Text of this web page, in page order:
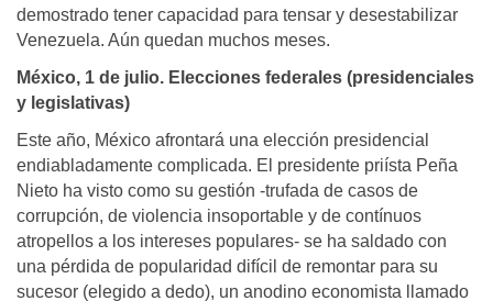
demostrado tener capacidad para tensar y desestabilizar
Venezuela. Aún quedan muchos meses.
México, 1 de julio. Elecciones federales (presidenciales
y legislativas)
Este año, México afrontará una elección presidencial
endiabladamente complicada. El presidente priísta Peña
Nieto ha visto como su gestión -trufada de casos de
corrupción, de violencia insoportable y de contínuos
atropellos a los intereses populares- se ha saldado con
una pérdida de popularidad difícil de remontar para su
sucesor (elegido a dedo), un anodino economista llamado